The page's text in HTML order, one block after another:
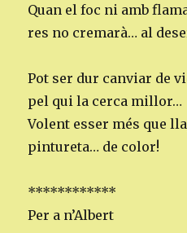
Quan el foc ni amb
res no cremarà… al
Pot ser dur canviar de
pel qui la cerca millor…
Volent esser més que
pintureta… de color!
************
Per a n’Albert